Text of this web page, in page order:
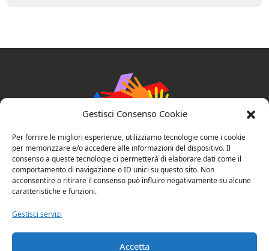
Gestisci Consenso Cookie
Per fornire le migliori esperienze, utilizziamo tecnologie come i cookie
per memorizzare e/o accedere alle informazioni del dispositivo. Il
consenso a queste tecnologie ci permetterà di elaborare dati come il
comportamento di navigazione o ID unici su questo sito. Non
acconsentire o ritirare il consenso può influire negativamente su alcune
caratteristiche e funzioni.
Gestisci servizi
Accetta
AssociAzioni Connesse
Valutazione del sito